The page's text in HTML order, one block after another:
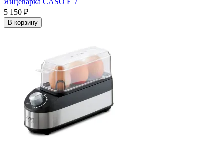
5 150 ₽
В корзину